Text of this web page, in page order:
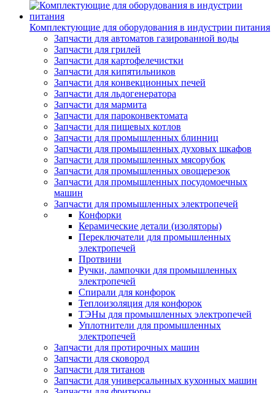
Комплектующие для оборудования в индустрии питания
Запчасти для автоматов газированной воды
Запчасти для грилей
Запчасти для картофелечистки
Запчасти для кипятильников
Запчасти для конвекционных печей
Запчасти для льдогенератора
Запчасти для мармита
Запчасти для пароконвектомата
Запчасти для пищевых котлов
Запчасти для промышленных блинниц
Запчасти для промышленных духовых шкафов
Запчасти для промышленных мясорубок
Запчасти для промышленных овощерезок
Запчасти для промышленных посудомоечных
машин
Запчасти для промышленных электропечей
Конфорки
Керамические детали (изоляторы)
Переключатели для промышленных
электропечей
Протвини
Ручки, лампочки для промышленных
электропечей
Спирали для конфорок
Теплоизоляция для конфорок
ТЭНы для промышленных электропечей
Уплотнители для промышленных
электропечей
Запчасти для протирочных машин
Запчасти для сковород
Запчасти для титанов
Запчасти для универсальнных кухонных машин